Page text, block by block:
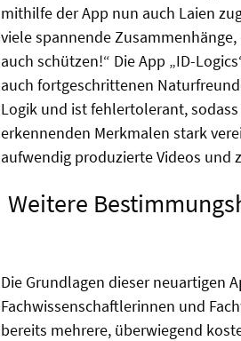
mithilfe der App nun auch Laien
viele spannende
auch schützen!“ Die App „ID-
auch fortgeschrittenen
Logik und ist fehlertolerant,
erkennenden Merkmalen stark
aufwendig produzierte Videos und
Weitere
Die Grundlagen dieser neuartigen
Fachwissenschaftlerinnen und
bereits mehrere, überwiegend